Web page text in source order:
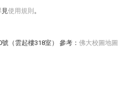
使用規則 。
（雲起樓318室） 參考： 佛大校圖地圖